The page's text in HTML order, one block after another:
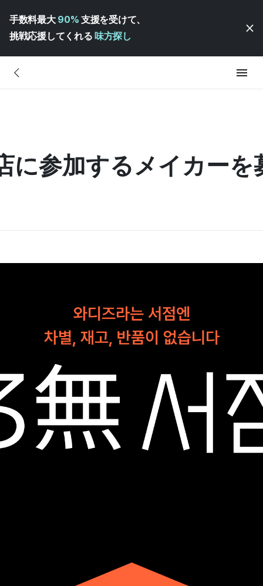
手数料最大 90% 支援を受けて、
挑戦応援してくれる 味方探し
に参加するメイカーを